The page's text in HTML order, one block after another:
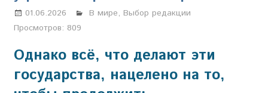
с
1
января
года
01.06.2026 Марина Щербакова
В мире, Выбор редакции
Просмотров: 809
Однако всё, что делают эти
государства, нацелено на то,